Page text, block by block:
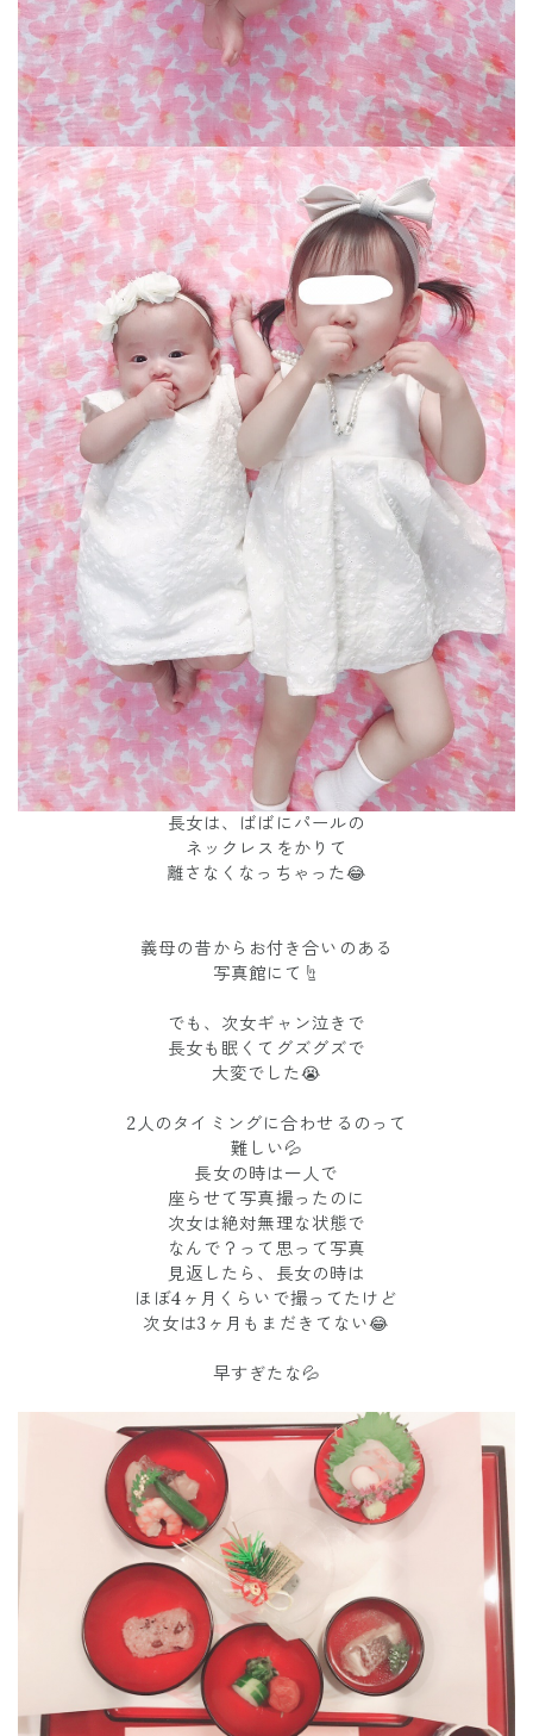
長女は、ばばにパールの
ネックレスをかりて
離さなくなっちゃった😂
義母の昔からお付き合いのある
写真館にて☝︎
でも、次女ギャン泣きで
長女も眠くてグズグズで
大変でした😭
2人のタイミングに合わせるのって
難しい💦
長女の時は一人で
座らせて写真撮ったのに
次女は絶対無理な状態で
なんで？って思って写真
見返したら、長女の時は
ほぼ4ヶ月くらいで撮ってたけど
次女は3ヶ月もまだきてない😂
早すぎたな💦